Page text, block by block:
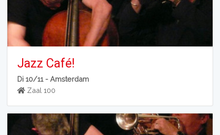
Jazz Café!
Di 10/11 -Amsterdam
Zaal 100